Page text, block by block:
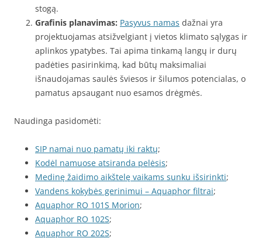
stogą.
Grafinis planavimas: Pasyvus namas dažnai yra
projektuojamas atsižvelgiant į vietos klimato sąlygas ir
aplinkos ypatybes. Tai apima tinkamą langų ir durų
padėties pasirinkimą, kad būtų maksimaliai
išnaudojamas saulės šviesos ir šilumos potencialas, o
pamatus apsaugant nuo esamos drėgmės.
Naudinga pasidomėti:
SIP namai nuo pamatų iki raktų;
Kodėl namuose atsiranda pelėsis;
Medinę žaidimo aikštelę vaikams sunku išsirinkti;
Vandens kokybės gerinimui – Aquaphor filtrai;
Aquaphor RO 101S Morion;
Aquaphor RO 102S;
Aquaphor RO 202S;